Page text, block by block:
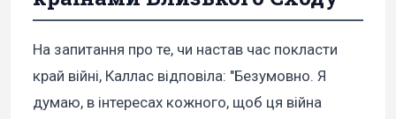
На запитання про те, чи настав час покласти
край війні, Каллас відповіла: "Безумовно. Я
думаю, в інтересах кожного, щоб ця війна